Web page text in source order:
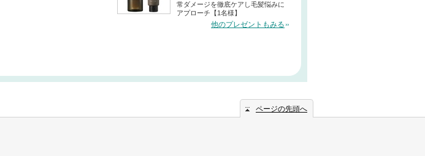
常ダメージを徹底ケアし毛髪悩みに
アプローチ【1名様】
他のプレゼントもみる
ページの先頭へ